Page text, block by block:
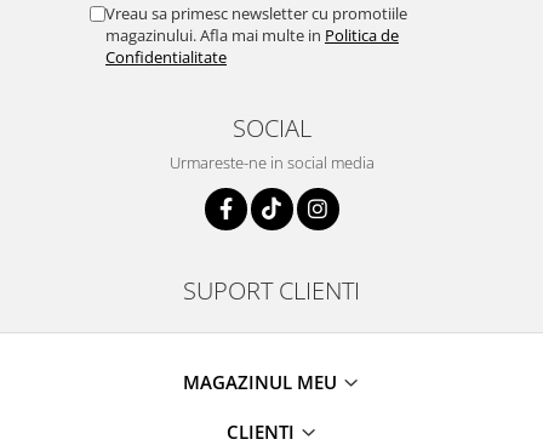
Vreau sa primesc newsletter cu promotiile
magazinului. Afla mai multe in Politica de
Confidentialitate
SOCIAL
Urmareste-ne in social media
SUPORT CLIENTI
MAGAZINUL MEU
CLIENTI